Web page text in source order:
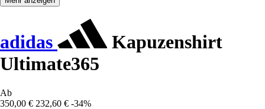
adidas
Kapuzenshirt
Ultimate365
Ab
350,00 € 232,60 € -34%